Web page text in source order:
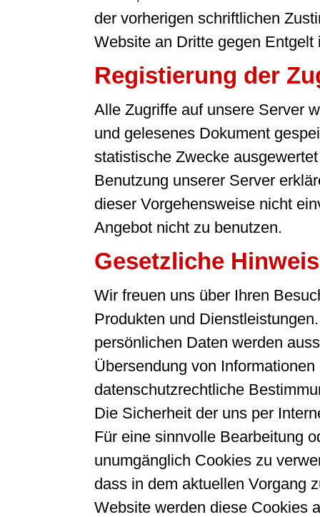
der vorherigen schriftlichen
Website an Dritte gegen Entgelt
Registierung der
Alle Zugriffe auf unsere Server
und gelesenes Dokument
statistische Zwecke
Benutzung unserer Server
dieser Vorgehensweise nicht
Angebot nicht zu benutzen.
Gesetzliche
Wir freuen uns über Ihren
Produkten und
persönlichen Daten werden
Übersendung von
datenschutzrechtliche
Die Sicherheit der uns per
Für eine sinnvolle Bearbeitung
unumgänglich Cookies zu
dass in dem aktuellen Vorgang
Website werden diese Cookies